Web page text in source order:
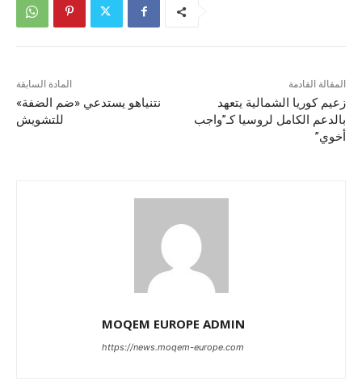
المادة السابقة
نتنياهو يستدعي «ضم الضفة»
للتشويش
المقالة القادمة
زعيم كوريا الشمالية يتعهد
بالدعم الكامل لروسيا كـ”واجب
أخوي”
MOQEM EUROPE ADMIN
https://news.moqem-europe.com